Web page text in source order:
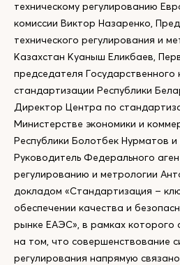
техническому регулированию
комиссии Виктор Назаренко,
технического регулирования и
Казахстан Куаныш Еликбаев,
председателя Государственного
стандартизации Республики
Директор Центра по
Министерстве экономики и
Республики Болотбек Нурматов и
Руководитель Федерального
регулированию и метрологии
докладом «Стандартизация –
обеспечении качества и
рынке ЕАЭС», в рамках которого
на том, что совершенствование
регулирования напрямую